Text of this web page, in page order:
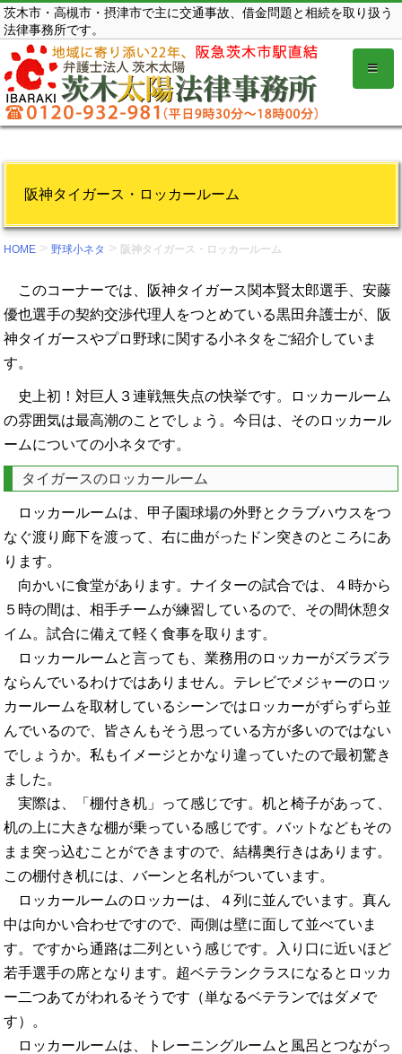
コ
ン
テ
ン
ツ
を
る。
茨木市・高槻市・摂津市で主に交通事故、借金問題と相続を取り扱う
法律事務所です。
阪神タイガース・ロッカールーム
HOME >野球小ネタ > 阪神タイガース・ロッカールーム
このコーナーでは、阪神タイガース関本賢太郎選手、安藤
優也選手の契約交渉代理人をつとめている黒田弁護士が、阪
神タイガースやプロ野球に関する小ネタをご紹介していま
す。
史上初！対巨人３連戦無失点の快挙です。ロッカールーム
の雰囲気は最高潮のことでしょう。今日は、そのロッカール
ームについての小ネタです。
タイガースのロッカールーム
ロッカールームは、甲子園球場の外野とクラブハウスをつ
なぐ渡り廊下を渡って、右に曲がったドン突きのところにあ
ります。
向かいに食堂があります。ナイターの試合では、４時から
５時の間は、相手チームが練習しているので、その間休憩タ
イム。試合に備えて軽く食事を取ります。
ロッカールームと言っても、業務用のロッカーがズラズラ
ならんでいるわけではありません。テレビでメジャーのロッ
カールームを取材しているシーンではロッカーがずらずら並
んでいるので、皆さんもそう思っている方が多いのではない
でしょうか。私もイメージとかなり違っていたので最初驚き
ました。
実際は、「棚付き机」って感じです。机と椅子があって、
机の上に大きな棚が乗っている感じです。バットなどもその
まま突っ込むことができますので、結構奥行きはあります。
この棚付き机には、バーンと名札がついています。
ロッカールームのロッカーは、４列に並んでいます。真ん
中は向かい合わせですので、両側は壁に面して並べていま
す。ですから通路は二列という感じです。入り口に近いほど
若手選手の席となります。超ベテランクラスになるとロッカ
ー二つあてがわれるそうです（単なるベテランではダメで
す）。
ロッカールームは、トレーニングルームと風呂とつながっ